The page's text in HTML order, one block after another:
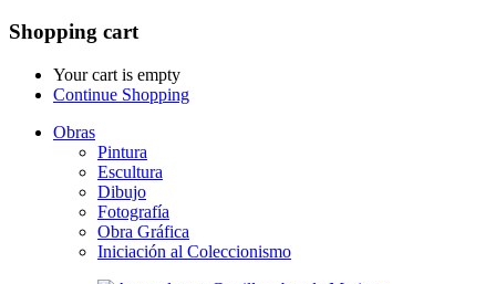
Shopping cart
Your cart is empty
Continue Shopping
Obras
Pintura
Escultura
Dibujo
Fotografía
Obra Gráfica
Iniciación al Coleccionismo